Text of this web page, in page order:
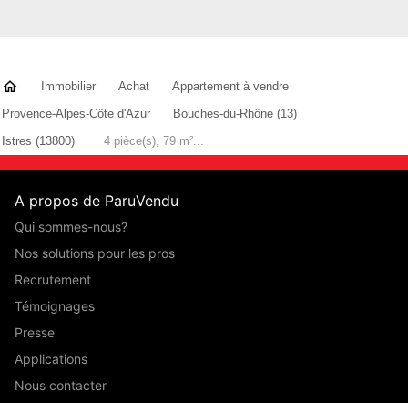
Immobilier Achat
Appartement à vendre
Provence-Alpes-Côte d'Azur
Bouches-du-Rhône (13)
Istres (13800)
4 pièce(s), 79 m²...
A propos de ParuVendu
Qui sommes-nous?
Nos solutions pour les pros
Recrutement
Témoignages
Presse
Applications
Nous contacter